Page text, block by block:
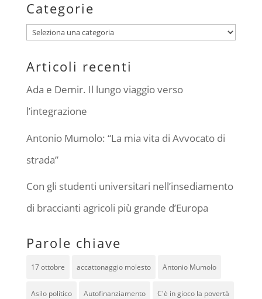
Categorie
Categorie
Articoli recenti
Ada e Demir. Il lungo viaggio verso
l’integrazione
Antonio Mumolo: “La mia vita di Avvocato di
strada”
Con gli studenti universitari nell’insediamento
di braccianti agricoli più grande d’Europa
Parole chiave
17 ottobre accattonaggio molesto Antonio Mumolo
Asilo politico Autofinanziamento C'è in gioco la povertà